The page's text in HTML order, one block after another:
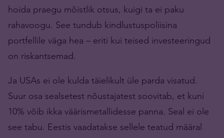
hoida praegu mõistlik otsus, kuigi ta ei paku
rahavoogu. See tundub kindlustuspoliisina
portfellile väga hea – eriti kui teised investeeringud
on riskantsemad.
Ja USAs ei ole kulda täielikult üle parda visatud.
Suur osa sealsetest nõustajatest soovitab, et kuni
10% võib ikka väärismetallidesse panna. Seal ei ole
see tabu. Eestis vaadatakse sellele teatud määral